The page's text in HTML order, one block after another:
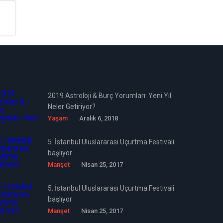
2019 Astroloji & Burç Yorumları: Yeni Yıl
Neler Getiriyor?
Yaşam Aralık 6, 2018
5. İstanbul Uluslararası Uçurtma Festivali
başlıyor
Manşet Nisan 25, 2017
5. İstanbul Uluslararası Uçurtma Festivali
başlıyor
Manşet Nisan 25, 2017